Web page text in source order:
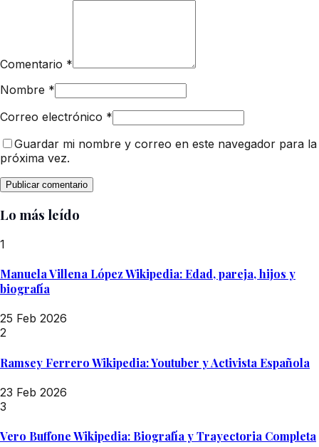
Comentario *
Nombre *
Correo electrónico *
Guardar mi nombre y correo en este navegador para la
próxima vez.
Lo más leído
1
Manuela Villena López Wikipedia: Edad, pareja, hijos y
biografía
25 Feb 2026
2
Ramsey Ferrero Wikipedia: Youtuber y Activista Española
23 Feb 2026
3
Vero Buffone Wikipedia: Biografía y Trayectoria Completa